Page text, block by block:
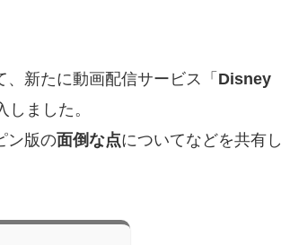
新たに動画配信サービス「 Disney
しました。
ン版の面倒な点についてなどを共有し